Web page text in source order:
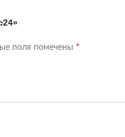
поля помечены *